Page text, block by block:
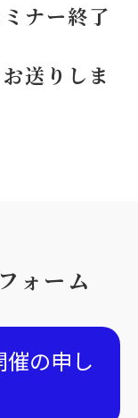
ナー終了
送りしま
ォーム
の申し